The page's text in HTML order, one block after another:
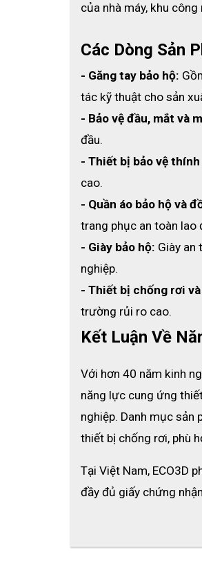
của nhà máy, khu
Các Dòng Sản
- Găng tay bảo hộ:
tác kỹ thuật cho sản
- Bảo vệ đầu, mắt và
đầu.
- Thiết bị bảo vệ
cao.
- Quần áo bảo hộ và
trang phục an toàn lao
- Giày bảo hộ: Giày an
nghiệp.
- Thiết bị chống rơi
trường rủi ro cao.
Kết Luận Về
Với hơn 40 năm kinh
năng lực cung ứng
nghiệp. Danh mục sản
thiết bị chống rơi, phù
Tại Việt Nam, ECO3D
đầy đủ giấy chứng